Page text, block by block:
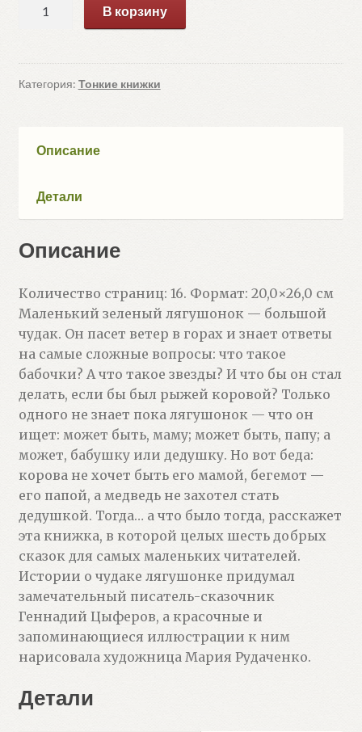
лягушонок
искал
В корзину
Категория: Тонкие книжки
Описание
Детали
Описание
Количество страниц: 16. Формат: 20,0×26,0 см
Маленький зеленый лягушонок — большой
чудак. Он пасет ветер в горах и знает ответы
на самые сложные вопросы: что такое
бабочки? А что такое звезды? И что бы он стал
делать, если бы был рыжей коровой? Только
одного не знает пока лягушонок — что он
ищет: может быть, маму; может быть, папу; а
может, бабушку или дедушку. Но вот беда:
корова не хочет быть его мамой, бегемот —
его папой, а медведь не захотел стать
дедушкой. Тогда… а что было тогда, расскажет
эта книжка, в которой целых шесть добрых
сказок для самых маленьких читателей.
Истории о чудаке лягушонке придумал
замечательный писатель-сказочник
Геннадий Цыферов, а красочные и
запоминающиеся иллюстрации к ним
нарисовала художница Мария Рудаченко.
Детали